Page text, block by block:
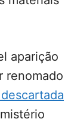
aparição
renomado